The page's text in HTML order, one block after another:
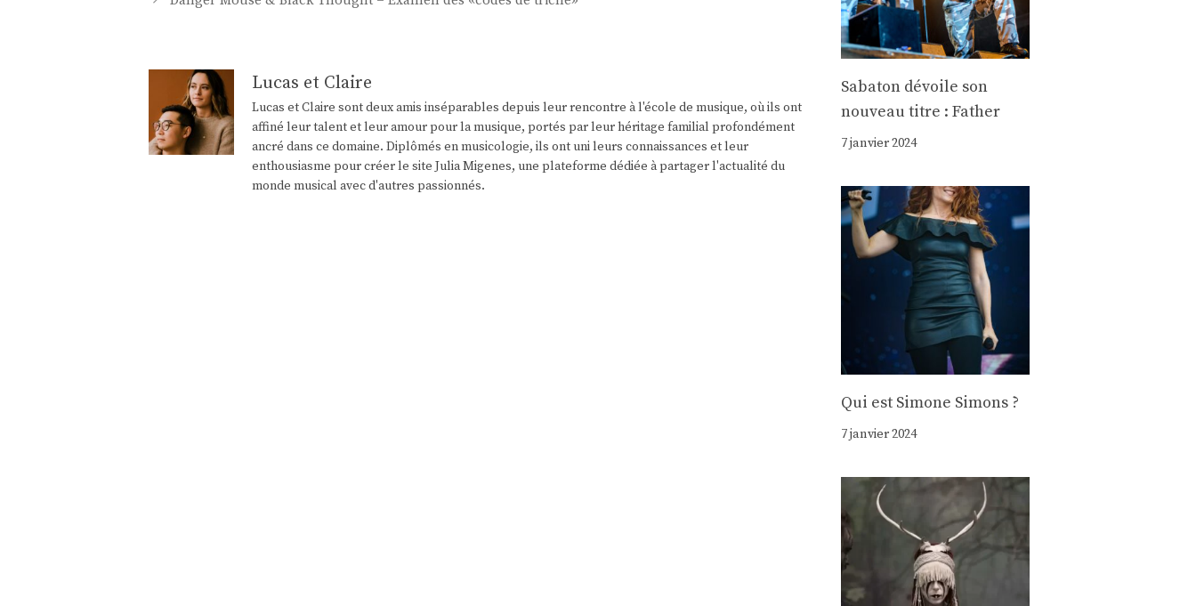
Lucas et Claire
Lucas et Claire sont deux amis inséparables depuis leur rencontre à l'école de musique, où ils ont
affiné leur talent et leur amour pour la musique, portés par leur héritage familial profondément
ancré dans ce domaine. Diplômés en musicologie, ils ont uni leurs connaissances et leur
enthousiasme pour créer le site Julia Migenes, une plateforme dédiée à partager l'actualité du
monde musical avec d'autres passionnés.
Sabaton dévoile son
nouveau titre : Father
7 janvier 2024
Qui est Simone Simons ?
7 janvier 2024